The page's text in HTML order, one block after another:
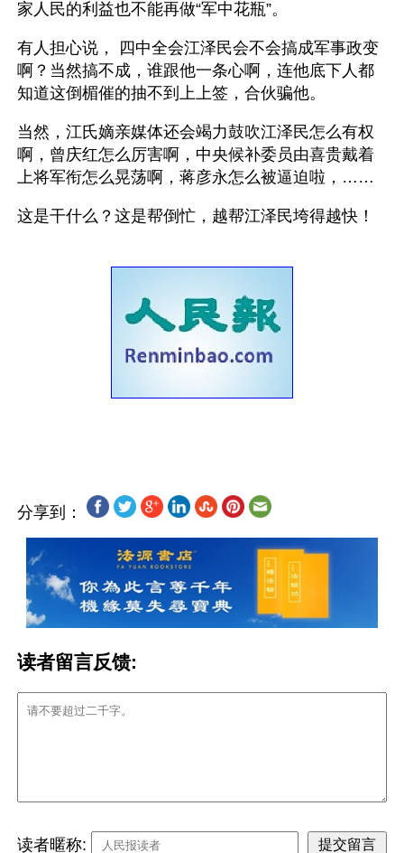
家人民的利益也不能再做“军中花瓶”。
有人担心说， 四中全会江泽民会不会搞成军事政变
啊？当然搞不成，谁跟他一条心啊，连他底下人都
知道这倒楣催的抽不到上上签，合伙骗他。
当然，江氏嫡亲媒体还会竭力鼓吹江泽民怎么有权
啊，曾庆红怎么厉害啊，中央候补委员由喜贵戴着
上将军衔怎么晃荡啊，蒋彦永怎么被逼迫啦，……
这是干什么？这是帮倒忙，越帮江泽民垮得越快！
分享到：
读者留言反馈:
读者暱称: